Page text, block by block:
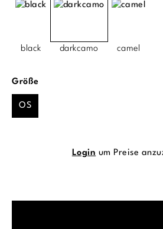
black darkcamo camel
Größeauswählen
OS
Login um Preise